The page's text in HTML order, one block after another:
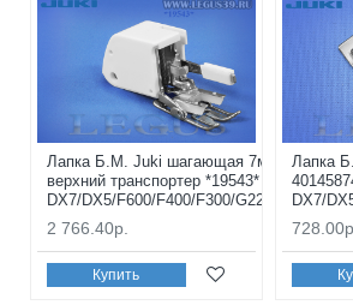
Лапка Б.М. Juki шагающая 7мм, (в
верхний транспортер *19543* 40145876
DX7/DX5/F600/F400/F300/G220/G120/
2 766.40р.
Купить
Лапка
DX7/
728.00р.